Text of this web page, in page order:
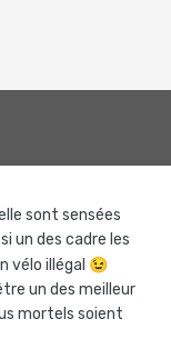
sont sensées
un des cadre les
vélo illégal 😉
un des meilleur
mortels soient